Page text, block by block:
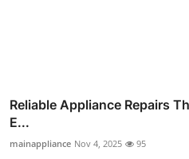
Reliable Appliance Repairs
E...
mainappliance Nov 4, 2025 95